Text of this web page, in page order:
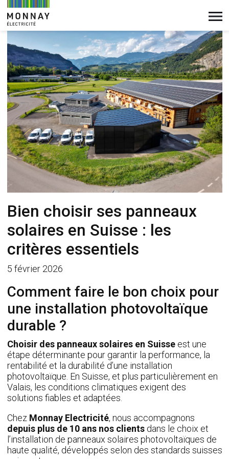
Panneau de gestion des cookies
COURANT FAIBLE
DOMOTIQUE
CONSEILS
SERVICES
CONTACT
Bien choisir ses panneaux
solaires en Suisse : les
critères essentiels
5 février 2026
Comment faire le bon choix pour
une installation photovoltaïque
durable ?
Choisir des panneaux solaires en Suisseest une
étape déterminante pour garantir la performance, la
rentabilité et la durabilité d’une installation
photovoltaïque. En Suisse, et plus particulièrement en
Valais, les conditions climatiques exigent des
solutions fiables et adaptées.
Chez Monnay Electricité, nous accompagnons
depuis plus de 10 ans nos clientsdans le choix et
l’installation de panneaux solaires photovoltaïques de
haute qualité, développés selon des standards suisses